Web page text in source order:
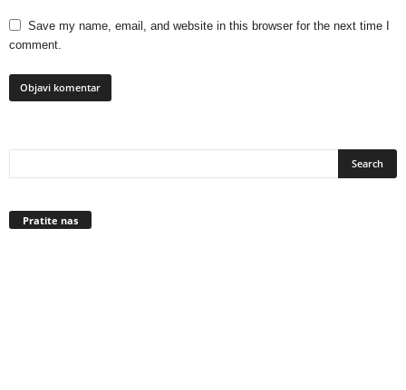
Save my name, email, and website in this browser for the next time I
comment.
Pratite nas